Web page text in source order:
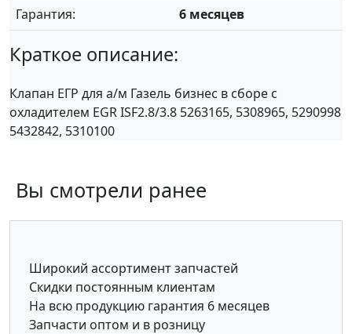
Гарантия:
6 месяцев
Краткое описание:
Клапан ЕГР для а/м Газель бизнес в сборе с
охладителем EGR ISF2.8/3.8 5263165, 5308965, 5290998
5432842, 5310100
Вы смотрели ранее
Широкий ассортимент запчастей
Скидки постоянным клиентам
На всю продукцию гарантия 6 месяцев
Запчасти оптом и в розницу